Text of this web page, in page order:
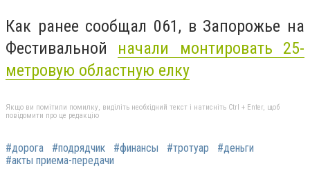
Как ранее сообщал 061, в Запорожье на
Фестивальной начали монтировать 25-
метровую областную елку
Якщо ви помітили помилку, виділіть необхідний текст і натисніть Ctrl + Enter, щоб
повідомити про це редакцію
#дорога #подрядчик #финансы #тротуар
#деньги
#акты приема-передачи